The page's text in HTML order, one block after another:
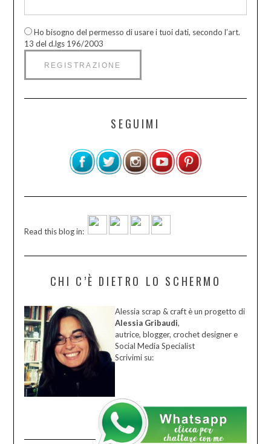
Ho bisogno del permesso di usare i tuoi dati, secondo l’art.
13 del d.lgs 196/2003
SEGUIMI
Read this blog in:
CHI C’È DIETRO LO SCHERMO
Alessia scrap & craft è un progetto di
Alessia Gribaudi,
autrice, blogger, crochet designer e
Social Media Specialist
Scrivimi su: